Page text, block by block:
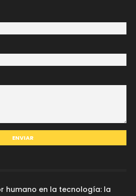
humano en la tecnología: la